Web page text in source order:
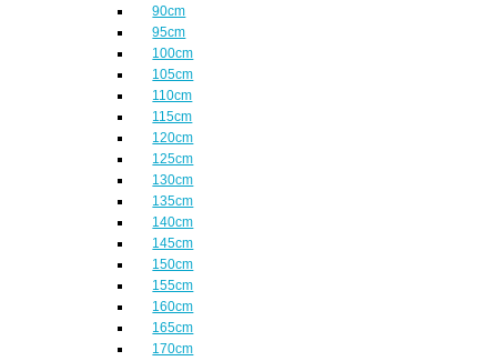
90cm
95cm
100cm
105cm
110cm
115cm
120cm
125cm
130cm
135cm
140cm
145cm
150cm
155cm
160cm
165cm
170cm